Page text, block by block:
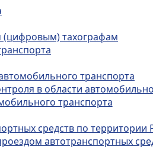
(цифровым) тахографам
транспорта
в области
транспорта
средств по территории
автотранспортных